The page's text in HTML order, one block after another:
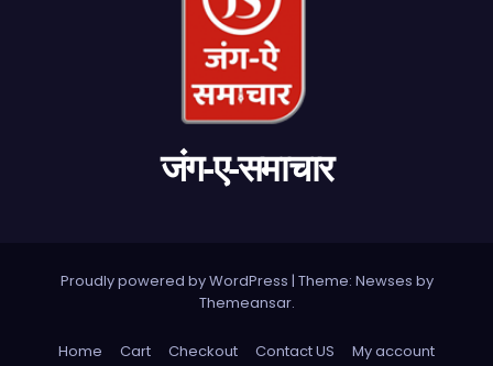
जंग-ए-समाचार
Proudly powered by WordPress | Theme: Newses by
Themeansar.
Home Cart Checkout Contact US My account